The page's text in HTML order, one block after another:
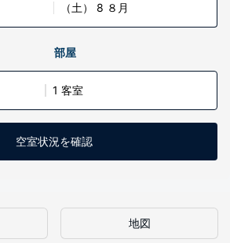
（土） 8 ８月
部屋
1 客室
空室状況を確認
地図